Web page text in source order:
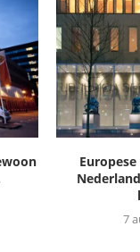
7